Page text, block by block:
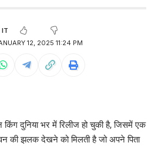
12, 2025 11:24 PM
किंग दुनिया भर में रिलीज हो चुकी है, जिसमें एक
की झलक देखने को मिलती है जो अपने पिता